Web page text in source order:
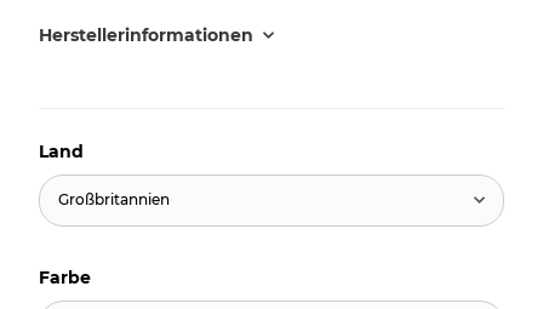
Herstellerinformationen
Land
Großbritannien
Farbe